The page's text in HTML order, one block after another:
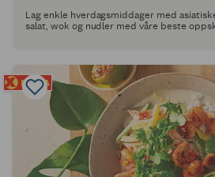
Lag enkle hverdagsmiddager med
salat, wok og nudler med våre beste